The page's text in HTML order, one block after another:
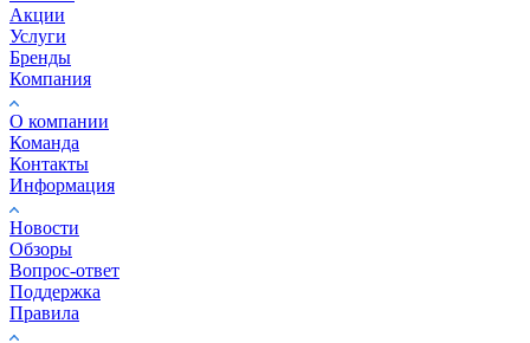
Акции
Услуги
Бренды
Компания
О компании
Команда
Контакты
Информация
Новости
Обзоры
Вопрос-ответ
Поддержка
Правила